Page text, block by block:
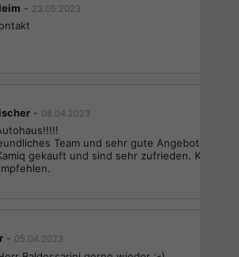
- 23.05.2023
- 08.04.2023
Team und sehr gute Angebote. Wir
gekauft und sind sehr zufrieden. Können
- 05.04.2023